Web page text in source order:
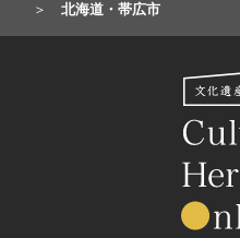
北海道・帯広市